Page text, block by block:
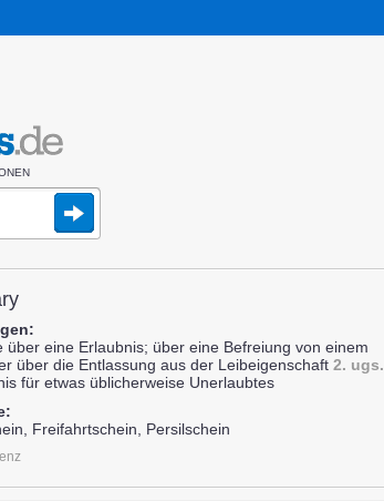
über eine Erlaubnis; über eine Befreiung von einem
über die Entlassung aus der Leibeigenschaft 2. ugs.
für etwas üblicherweise Unerlaubtes
Freifahrtschein, Persilschein